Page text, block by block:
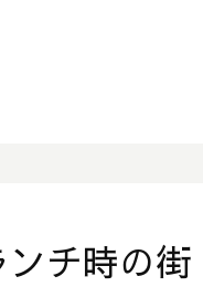
チ時の街